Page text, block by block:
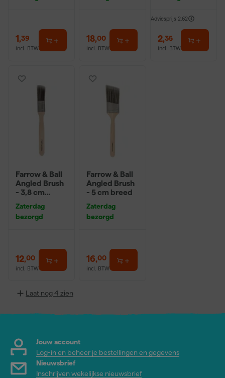
1,39
incl. BTW
18,00
incl. BTW
Adviesprijs 2,62
2,35
incl. BTW
Farrow & Ball
Angled Brush
- 3,8 cm
Zaterdag
bezorgd
12,00
incl. BTW
Farrow & Ball
Angled Brush
- 5 cm breed
Zaterdag
bezorgd
16,00
incl. BTW
Laat nog 4 zien
Jouw account
Log-in en beheer je bestellingen en gegevens
Nieuwsbrief
Inschrijven wekelijkse nieuwsbrief